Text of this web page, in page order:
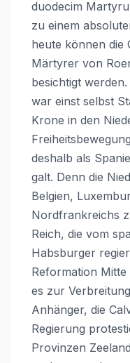
duodecim
zu einem
heute können die
Märtyrer von
besichtigt
war einst selbst
Krone in den
deshalb als
galt. Denn die
Belgien,
Nordfrankreichs
Reich, die vom
Habsburger
Reformation
es zur
Anhänger, die
Regierung
Provinzen